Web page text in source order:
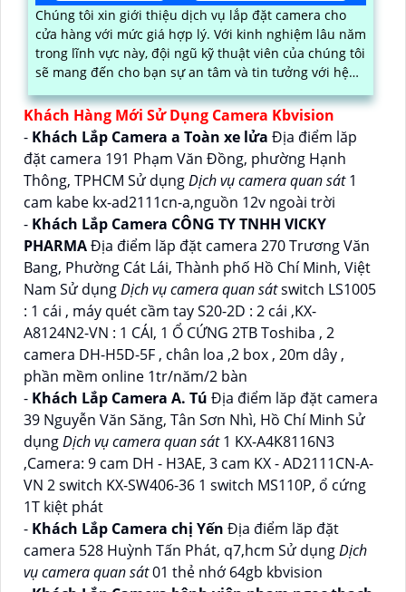
Chúng tôi xin giới thiệu dịch vụ lắp đặt camera cho
cửa hàng với mức giá hợp lý. Với kinh nghiệm lâu năm
trong lĩnh vực này, đội ngũ kỹ thuật viên của chúng tôi
sẽ mang đến cho bạn sự an tâm và tin tưởng với hệ
thống camera chất lượng cao
Khách Hàng Mới Sử Dụng Camera Kbvision
- Khách Lắp Camera a Toàn xe lửa Địa điểm lăp
đặt camera 191 Phạm Văn Đồng, phường Hạnh
Thông, TPHCM Sử dụngDịch vụ camera quan sát1
cam kabe kx-ad2111cn-a,nguồn 12v ngoài trời
- Khách Lắp Camera CÔNG TY TNHH VICKY
PHARMAĐịa điểm lăp đặt camera 270 Trương Văn
Bang, Phường Cát Lái, Thành phố Hồ Chí Minh, Việt
Nam Sử dụngDịch vụ camera quan sátswitch LS1005
: 1 cái , máy quét cầm tay S20-2D : 2 cái ,KX-
A8124N2-VN : 1 CÁI, 1 Ổ CỨNG 2TB Toshiba , 2
camera DH-H5D-5F , chân loa ,2 box , 20m dây ,
phần mềm online 1tr/năm/2 bàn
- Khách Lắp Camera A. Tú Địa điểm lăp đặt camera
39 Nguyễn Văn Săng, Tân Sơn Nhì, Hồ Chí Minh Sử
dụngDịch vụ camera quan sát1 KX-A4K8116N3
,Camera: 9 cam DH - H3AE, 3 cam KX - AD2111CN-A-
VN 2 switch KX-SW406-36 1 switch MS110P, ổ cứng
1T kiệt phát
- Khách Lắp Camera chị Yến Địa điểm lăp đặt
camera 528 Huỳnh Tấn Phát, q7,hcm Sử dụngDịch
vụ camera quan sát01 thẻ nhớ 64gb kbvision